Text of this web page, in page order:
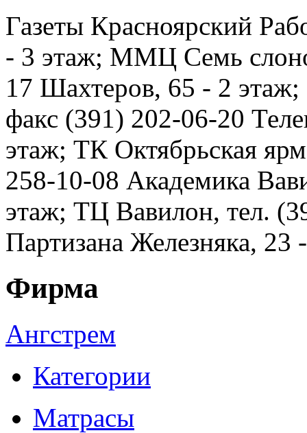
Газеты Красноярский
- 3 этаж; ММЦ Семь
17 Шахтеров, 65 - 2
факс (391) 202-06-20
этаж; ТК Октябрьская
258-10-08 Академика
этаж; ТЦ Вавилон, тел.
Партизана Железняка,
Фирма
Ангстрем
Категории
Матрасы